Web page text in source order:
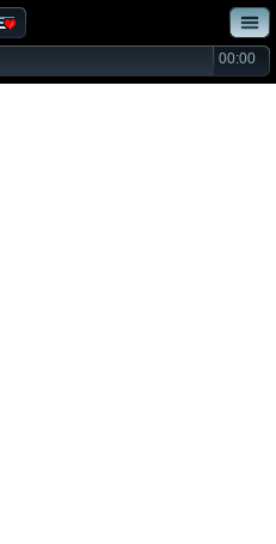
00:00